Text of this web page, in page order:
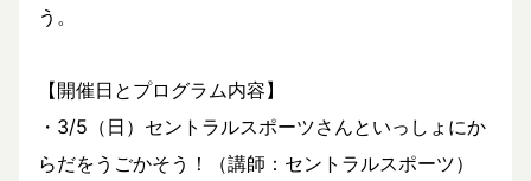
う。
【開催日とプログラム内容】
・3/5（日）セントラルスポーツさんといっしょにか
らだをうごかそう！（講師：セントラルスポーツ）